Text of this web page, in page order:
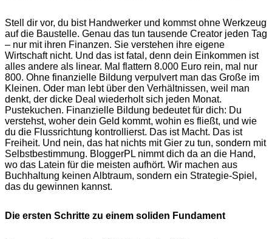
Stell dir vor, du bist Handwerker und kommst ohne Werkzeug
auf die Baustelle. Genau das tun tausende Creator jeden Tag
– nur mit ihren Finanzen. Sie verstehen ihre eigene
Wirtschaft nicht. Und das ist fatal, denn dein Einkommen ist
alles andere als linear. Mal flattern 8.000 Euro rein, mal nur
800. Ohne finanzielle Bildung verpulvert man das Große im
Kleinen. Oder man lebt über den Verhältnissen, weil man
denkt, der dicke Deal wiederholt sich jeden Monat.
Pustekuchen. Finanzielle Bildung bedeutet für dich: Du
verstehst, woher dein Geld kommt, wohin es fließt, und wie
du die Flussrichtung kontrollierst. Das ist Macht. Das ist
Freiheit. Und nein, das hat nichts mit Gier zu tun, sondern mit
Selbstbestimmung. BloggerPL nimmt dich da an die Hand,
wo das Latein für die meisten aufhört. Wir machen aus
Buchhaltung keinen Albtraum, sondern ein Strategie-Spiel,
das du gewinnen kannst.
Die ersten Schritte zu einem soliden Fundament